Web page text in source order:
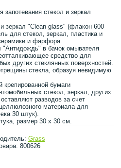
стекол и зеркал
зеркал "Clean glass" (флакон 600
для стекол, зеркал, пластика и
и фарфора.
"Антидождь" в бачок омывателя
средство для
других стеклянных поверхностей.
стекла, образуя невидимую
бумаги
стекол, зеркал, других
разводов за счет
материала для
30 штук).
размер 30 х 30 см.
Grass
800626